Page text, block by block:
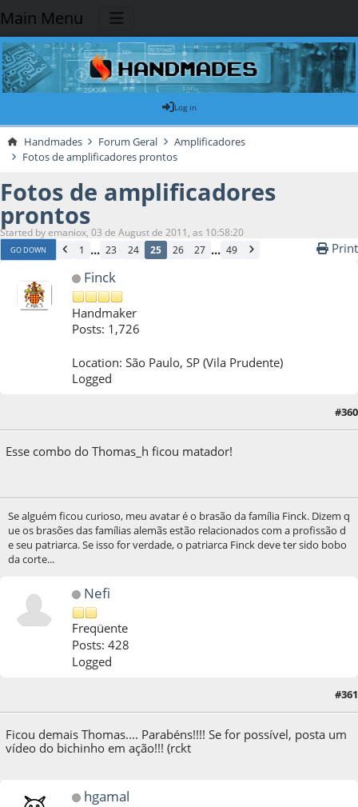
Main Menu
Log in
Handmades Forum Geral
Amplificadores
Fotos de amplificadores prontos
Fotos de amplificadores
prontos
Started by emaniox, 03 de August de 2011, as 10:58:20
GO DOWN 1 ... 23 24 25 26 27 ... 49 Print
Finck
Handmaker
Posts: 1,726
Location: São Paulo, SP (Vila Prudente)
Logged
#360
Esse combo do Thomas_h ficou matador!
Se alguém ficou curioso, meu avatar é o brasão da família Finck. Dizem q
ue os brasões das famílias alemãs estão relacionados com a profissão d
e seu patriarca. Se isso for verdade, o patriarca Finck deve ter sido bobo
da corte...
Nefi
Freqüente
Posts: 428
Logged
#361
Ficou demais Thomas.... Parabéns!!!! Se for possível, posta um
vídeo do bichinho em ação!!! (rckt
hgamal